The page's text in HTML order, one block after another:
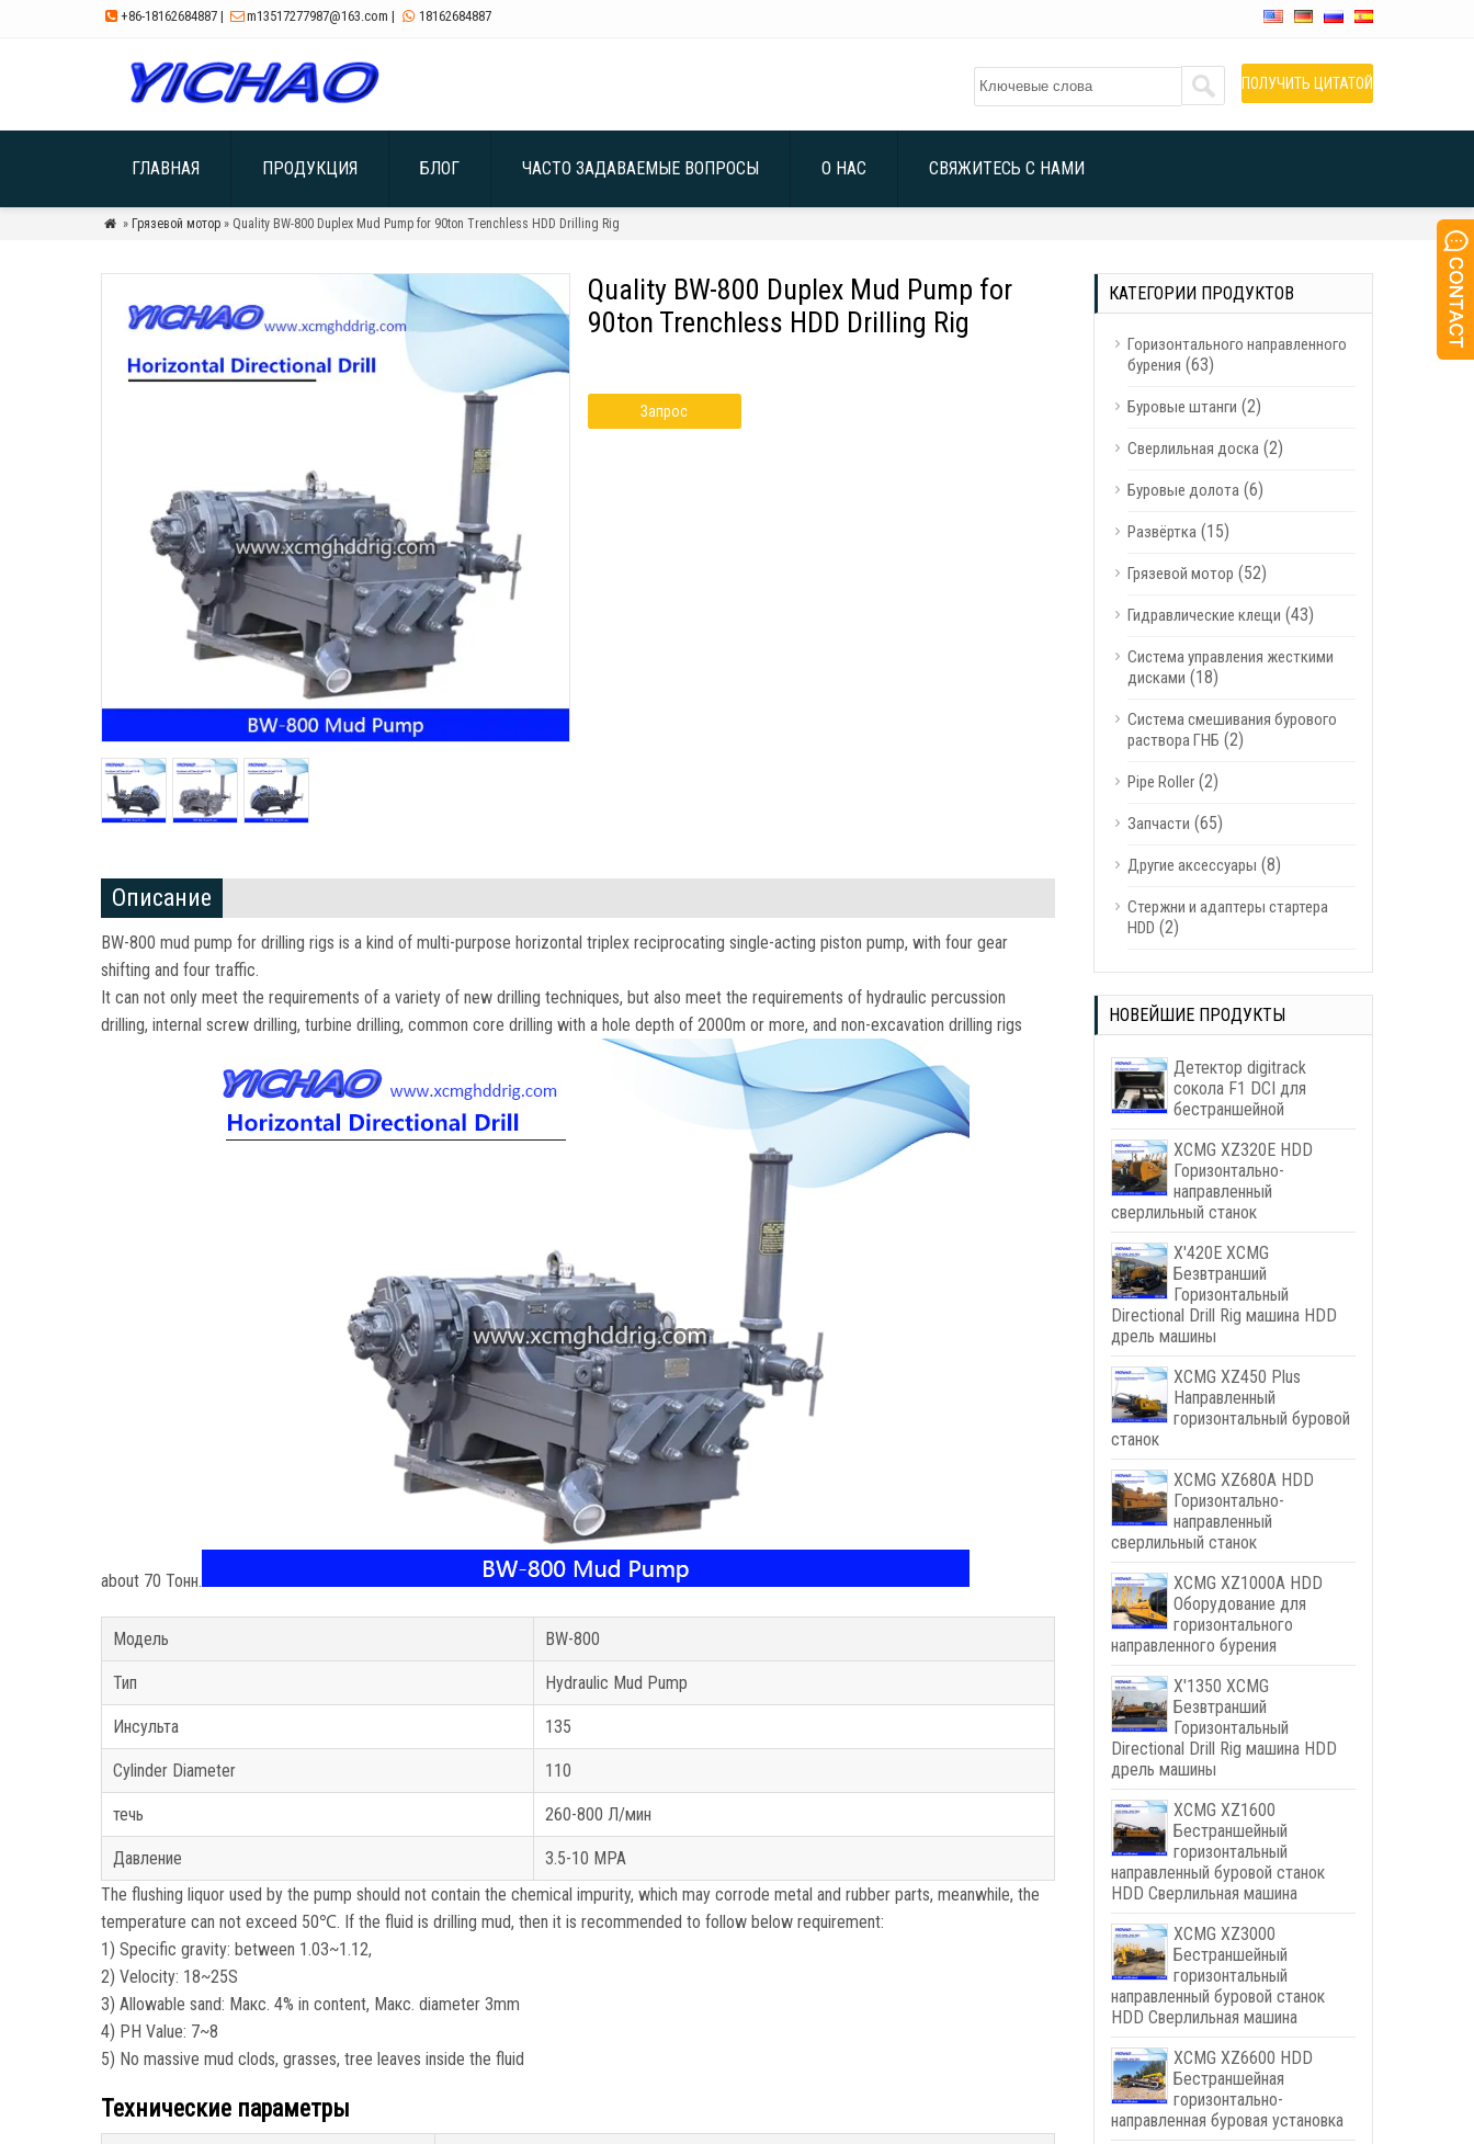
 +86-18162684887 | m13517277987@163.com |  18162684887
ПОЛУЧИТЬ ЦИТАТОЙ
ГЛАВНАЯ ПРОДУКЦИЯ БЛОГ ЧАСТО ЗАДАВАЕМЫЕ ВОПРОСЫ О НАС СВЯЖИТЕСЬ С НАМИ
 » Грязевой мотор » Quality BW-800 Duplex Mud Pump for 90ton Trenchless HDD Drilling Rig
Quality BW-800 Duplex Mud Pump for
90ton Trenchless HDD Drilling Rig
Запрос
Описание
BW-800 mud pump for drilling rigs is a kind of multi-purpose horizontal triplex reciprocating single-acting piston pump, with four gear
shifting and four traffic.
It can not only meet the requirements of a variety of new drilling techniques, but also meet the requirements of hydraulic percussion
drilling, internal screw drilling, turbine drilling, common core drilling with a hole depth of 2000m or more, and non-excavation drilling rigs
about 70 Тонн.
Модель BW-800
Тип Hydraulic Mud Pump
Инсульта 135
Cylinder Diameter 110
течь 260-800 Л/мин
Давление
3.5-10 MPA
The flushing liquor used by the pump should not contain the chemical impurity, which may corrode metal and rubber parts, meanwhile, the
temperature can not exceed 50℃. If the fluid is drilling mud, then it is recommended to follow below requirement:
1) Specific gravity: between 1.03~1.12,
2) Velocity: 18~25S
3) Allowable sand: Макс. 4% in content, Макс. diameter 3mm
4) PH Value: 7~8
5) No massive mud clods, grasses, tree leaves inside the fluid
Технические параметры
КАТЕГОРИИ ПРОДУКТОВ
Горизонтального направленного
бурения (63)
Буровые штанги (2)
Сверлильная доска(2)
Буровые долота(6)
Развёртка(15)
Грязевой мотор (52)
Гидравлические клещи (43)
Система управления жесткими
дисками (18)
Система смешивания бурового
раствора ГНБ (2)
Pipe Roller(2)
Запчасти (65)
Другие аксессуары (8)
Стержни и адаптеры стартера
HDD (2)
НОВЕЙШИЕ ПРОДУКТЫ
Детектор digitrack
сокола F1 DCI для
бестраншейной
XCMG XZ320E HDD
Горизонтально-
направленный
сверлильный станок
X'420E XCMG
Безвтранший
Горизонтальный
Directional Drill Rig машина HDD
дрель машины
XCMG XZ450 Plus
Направленный
горизонтальный буровой
станок
XCMG XZ680A HDD
Горизонтально-
направленный
сверлильный станок
XCMG XZ1000A HDD
Оборудование для
горизонтального
направленного бурения
X'1350 XCMG
Безвтранший
Горизонтальный
Directional Drill Rig машина HDD
дрель машины
XCMG XZ1600
Бестраншейный
горизонтальный
направленный буровой станок
HDD Сверлильная машина
XCMG XZ3000
Бестраншейный
горизонтальный
направленный буровой станок
HDD Сверлильная машина
XCMG XZ6600 HDD
Бестраншейная
горизонтально-
направленная буровая установка